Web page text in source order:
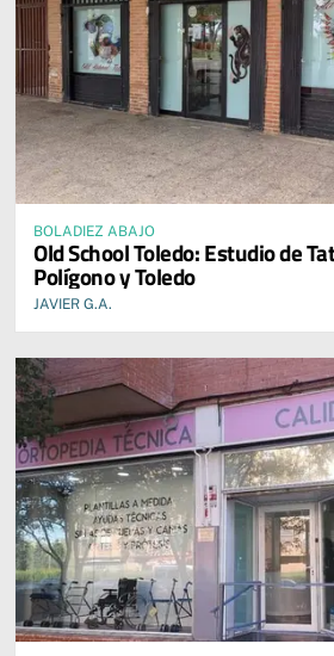
BOLADIEZ ABAJO
Old School Toledo: Estudio de
Polígono y Toledo
JAVIER G.A.